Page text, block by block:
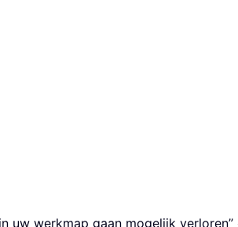
uw werkmap gaan mogelijk